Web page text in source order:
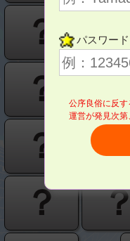
？
？
？
？
パスワード
公序良俗に反す
運営が発見次第